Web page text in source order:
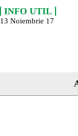
INFO UTIL
13 Noiembrie 17